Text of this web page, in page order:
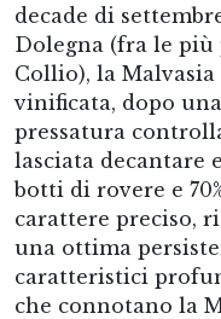
decade di
Dolegna (fra le
Collio), la Malvasia
vinificata, dopo
pressatura
lasciata decantare
botti di rovere e
carattere preciso,
una ottima
caratteristici
che connotano la